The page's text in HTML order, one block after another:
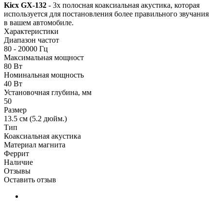
Kicx GX-132 - 3х полосная коаксиальная акустика, которая
используется для постановления более правильного звучания
в вашем автомобиле.
Характеристики
Диапазон частот
80 - 20000 Гц
Максимальная мощност
80 Вт
Номинальная мощность
40 Вт
Установочная глубина, мм
50
Размер
13.5 см (5.2 дюйм.)
Тип
Коаксиальная акустика
Материал магнита
Феррит
Наличие
Отзывы
Оставить отзыв